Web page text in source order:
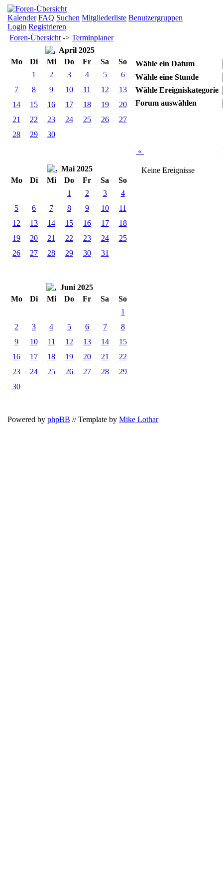
Kalender FAQ Suchen Mitgliederliste Benutzergruppen
Login Registrieren
Foren-Übersicht -> Terminplaner
April 2025
Mo
Di Mi Do Fr Sa
So
1
2 3 4 5
6
7
8 9 10 11 12
13
14
15 16 17 18 19
20
21
22 23 24 25 26
27
28
29 30
Mai 2025
Mo
Di Mi Do Fr Sa
So
1
2 3
4
5
6 7 8 9 10
11
12
13 14 15 16 17
18
19
20 21 22 23 24
25
26
27 28 29 30 31
Juni 2025
Mo
Di Mi Do Fr Sa
So
1
2
3 4 5 6 7
8
9
10 11 12 13 14
15
16
17 18 19 20 21
22
23
24 25 26 27 28
29
30
Wähle ein Datum
Wähle eine Stunde
Wähle Ereigniskategorie
Forum auswählen
«
Keine Ereignisse
Powered by phpBB // Template by Mike Lothar